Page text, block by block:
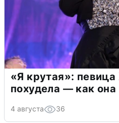
«Я крутая»:
похудела — как она
4 августа 36